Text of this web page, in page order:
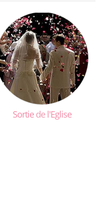
Sortie del'Eglise